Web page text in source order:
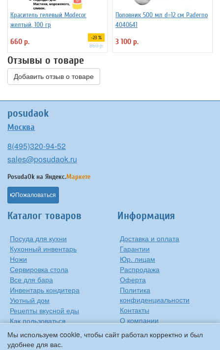
Мы используем cookie, чтобы сайт работал корректно и был
удобнее для вас.
Краситель гелевый Modecor
желтый, 100 гр
660 р. -23 %
860 р.
Половник 500 мл d=12 см Paderno
4040641
3 100 р.
Отзывы о товаре
Добавить отзыв о товаре
posudaok
Москва
8(495)320-94-52
sales@posudaok.ru
PosudaOk на Яндекс.Маркете
Пожаловаться
Каталог товаров
Посуда для кухни
Кухонный инвентарь
Ножи
Сервировка стола
Все для бара
Инвентарь кондитера
Уютный дом
Рецепты вкусной еды
Как пользоваться
сковородкой
Информация
Доставка и оплата
Гарантии
Юр. лицам
Распродажа
Оферта
Политика
конфиденциальности
Контакты
О компании
Сиропы Monin
Виды барного стекла